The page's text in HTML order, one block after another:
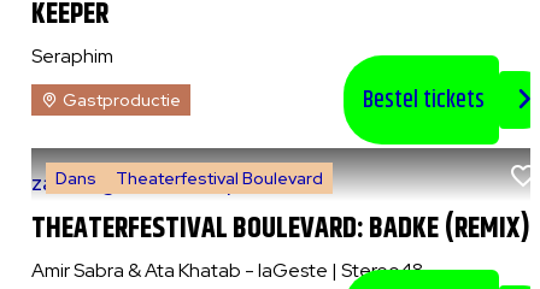
KEEPER
Seraphim
Gastproductie Bestel tickets
THEATERFESTIVAL BOULEVARD: BADKE (REMIX)
Dans Theaterfestival Boulevard
za 8 augustus 2026|21:00 uur
Amir Sabra & Ata Khatab - laGeste | Stereo48